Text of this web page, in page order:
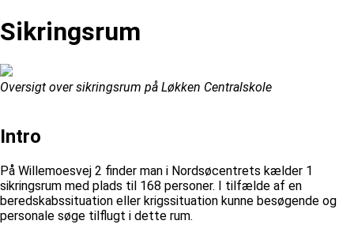
Sikringsrum
Oversigt over sikringsrum på Løkken Centralskole
Intro
På Willemoesvej 2 finder man i Nordsøcentrets kælder 1
sikringsrum med plads til 168 personer. I tilfælde af en
beredskabssituation eller krigssituation kunne besøgende og
personale søge tilflugt i dette rum.